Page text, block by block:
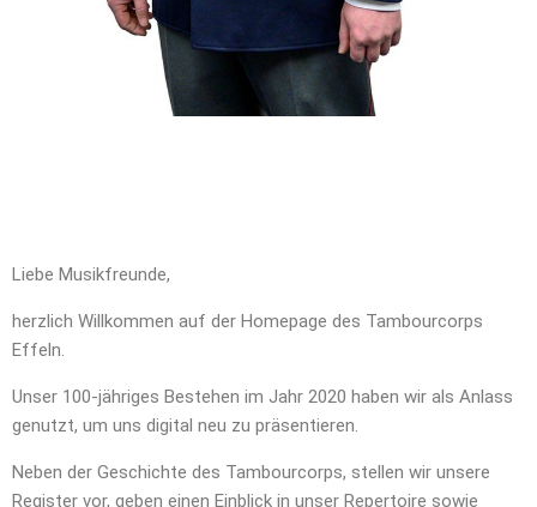
Liebe Musikfreunde,
herzlich Willkommen auf der Homepage des Tambourcorps
Effeln.
Unser 100-jähriges Bestehen im Jahr 2020 haben wir als Anlass
genutzt, um uns digital neu zu präsentieren.
Neben der Geschichte des Tambourcorps, stellen wir unsere
Register vor, geben einen Einblick in unser Repertoire sowie